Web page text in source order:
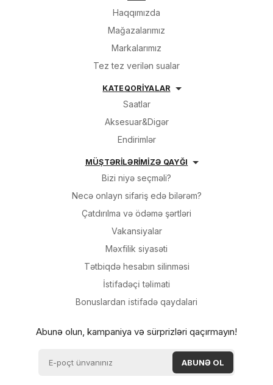
Haqqımızda
Mağazalarımız
Markalarımız
Tez tez verilən sualar
KATEQORİYALAR
Saatlar
Aksesuar&Digər
Endirimlər
MÜŞTƏRİLƏRİMİZƏ QAYĞI
Bizi niyə seçməli?
Necə onlayn sifariş edə bilərəm?
Çatdırılma və ödəmə şərtləri
Vakansiyalar
Məxfilik siyasəti
Tətbiqdə hesabın silinməsi
İsti̇fadəçi̇ təli̇mati
Bonuslardan i̇sti̇fadə qaydalari
Abunə olun, kampaniya və sürprizləri qaçırmayın!